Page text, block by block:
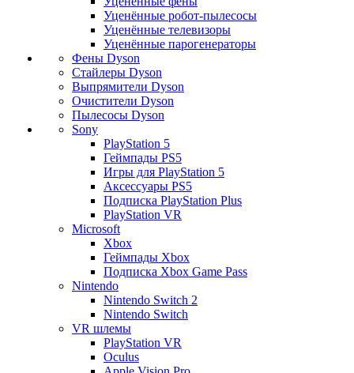
Уценённые робот-пылесосы
Уценённые телевизоры
Уценённые парогенераторы
Фены Dyson
Стайлеры Dyson
Выпрямители Dyson
Очистители Dyson
Пылесосы Dyson
Sony
PlayStation 5
Геймпады PS5
Игры для PlayStation 5
Аксессуары PS5
Подписка PlayStation Plus
PlayStation VR
Microsoft
Xbox
Геймпады Xbox
Подписка Xbox Game Pass
Nintendo
Nintendo Switch 2
Nintendo Switch
VR шлемы
PlayStation VR
Oculus